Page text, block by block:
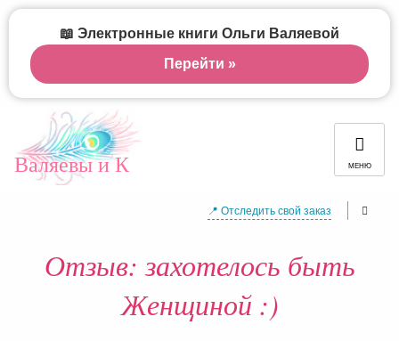
Валяевы и К МЕНЮ
📍 Отследить свой заказ
Отзыв: захотелось быть
Женщиной :)
📖 Электронные книги Ольги Валяевой
Перейти »